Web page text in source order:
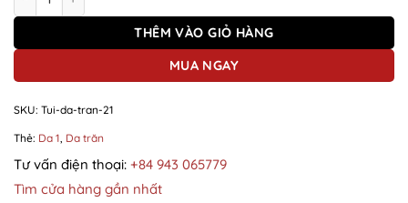
THÊM VÀO GIỎ HÀNG
MUA NGAY
SKU: Tui-da-tran-21
Thẻ: Da 1, Da trăn
Tư vấn điện thoại: +84 943 065779
Tìm cửa hàng gần nhất